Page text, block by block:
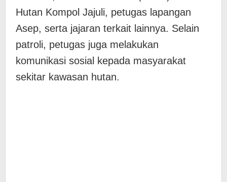
Hutan Kompol Jajuli, petugas lapangan
Asep, serta jajaran terkait lainnya. Selain
patroli, petugas juga melakukan
komunikasi sosial kepada masyarakat
sekitar kawasan hutan.